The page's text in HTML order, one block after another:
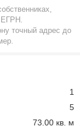
точный адрес до
1
5
73.00 кв. м